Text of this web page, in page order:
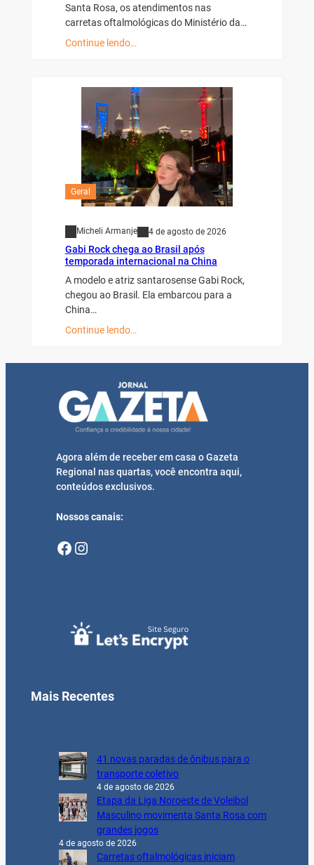
Santa Rosa, os atendimentos nas
carretas oftalmológicas do Ministério da…
Continue lendo…
Geral
Micheli Armanje 4 de agosto de 2026
Gabi Rock chega ao Brasil após
temporada internacional na China
A modelo e atriz santarosense Gabi Rock,
chegou ao Brasil. Ela embarcou para a
China…
Continue lendo…
Agora além de receber em casa o Gazeta
Regional nas quartas, você encontra aqui,
conteúdos exclusivos.
Nossos canais:
Facebook Instagram
Mais Recentes
41 novas paradas de ônibus para o
transporte coletivo
4 de agosto de 2026
Etapa da Liga Noroeste de Voleibol
Masculino movimenta Santa Rosa com
grandes jogos
4 de agosto de 2026
Carretas oftalmológicas iniciam